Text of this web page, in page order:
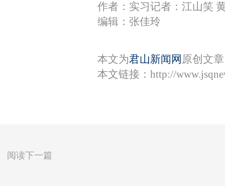
作者：实习记者：江山笑
编辑：张佳玲
本文为君山新闻网 原创文
本文链接： http://
阅读下一篇